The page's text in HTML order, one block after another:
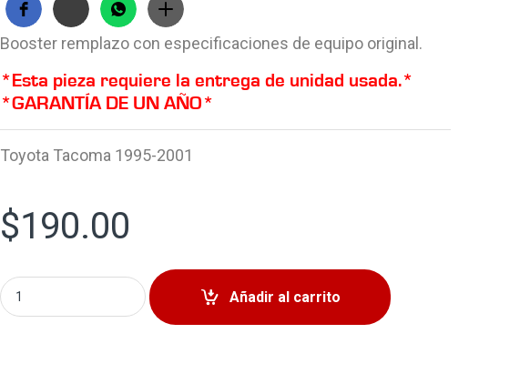
Booster remplazo con especificaciones de equipo original.
*Esta pieza requiere la entrega de unidad usada.*
*GARANTÍA DE UN AÑO*
Toyota Tacoma 1995-2001
$190.00
Booster de Freno Toyota Tacoma 1995-2001 quantity
Añadir al carrito